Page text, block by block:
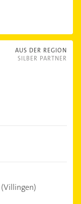
AUS DER REGION
SILBER PARTNER
(Villingen)